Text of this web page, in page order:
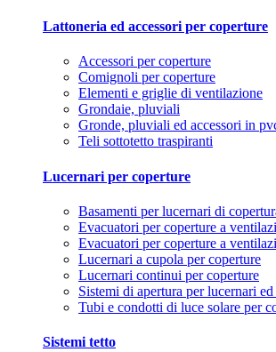
Lattoneria ed accessori per coperture
Accessori per coperture
Comignoli per coperture
Elementi e griglie di ventilazione
Grondaie, pluviali
Gronde, pluviali ed accessori in
Teli sottotetto traspiranti
Lucernari per coperture
Basamenti per lucernari di
Evacuatori per coperture a
Evacuatori per coperture a
Lucernari a cupola per coperture
Lucernari continui per coperture
Sistemi di apertura per lucernari
Tubi e condotti di luce solare per
Sistemi tetto